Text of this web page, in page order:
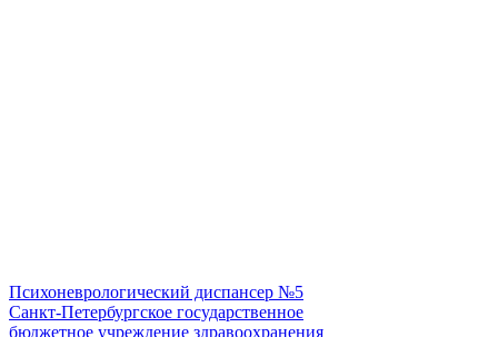
Психоневрологический диспансер №5
Санкт-Петербургское государственное
бюджетное учреждение здравоохранения